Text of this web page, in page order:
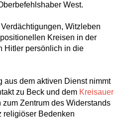
West.
Witzleben
Kreisen in der
Hitler persönlich in die
aus dem aktiven Dienst nimmt
zu Beck und dem Kreisauer
zum Zentrum des Widerstands
religiöser Bedenken